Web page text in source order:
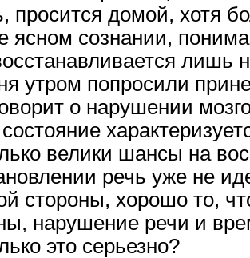
, просится домой, хотя
ясном сознании,
лишь
утром попросили
о нарушении
состояние
велики шансы на
речь уже не
стороны, хорошо то,
нарушение речи и
это серьезно?